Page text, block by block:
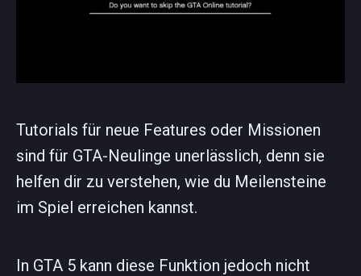
Tutorials für neue Features oder Missionen
sind für GTA-Neulinge unerlässlich, denn sie
helfen dir zu verstehen, wie du Meilensteine
im Spiel erreichen kannst.
In GTA 5 kann diese Funktion jedoch nicht